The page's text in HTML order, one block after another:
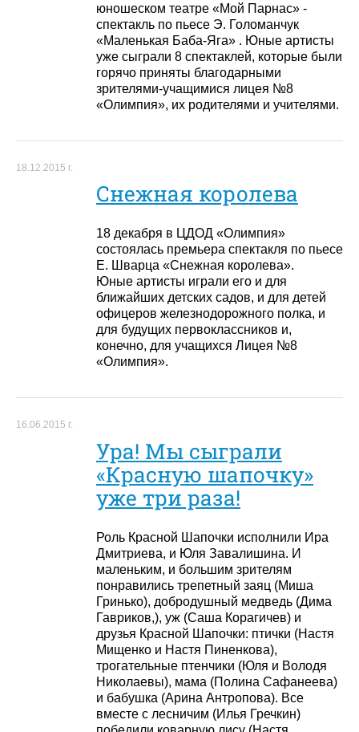
юношеском театре «Мой Парнас» -
спектакль по пьесе Э. Голоманчук
«Маленькая Баба-Яга» . Юные артисты
уже сыграли 8 спектаклей, которые были
горячо приняты благодарными
зрителями-учащимися лицея №8
«Олимпия», их родителями и учителями.
18.12.2015 г.
Снежная королева
18 декабря в ЦДОД «Олимпия»
состоялась премьера спектакля по пьесе
Е. Шварца «Снежная королева».
Юные артисты играли его и для
ближайших детских садов, и для детей
офицеров железнодорожного полка, и
для будущих первоклассников и,
конечно, для учащихся Лицея №8
«Олимпия».
16.06.2015 г.
Ура! Мы сыграли
«Красную шапочку»
уже три раза!
Роль Красной Шапочки исполнили Ира
Дмитриева, и Юля Завалишина. И
маленьким, и большим зрителям
понравились трепетный заяц (Миша
Гринько), добродушный медведь (Дима
Гавриков,), уж (Саша Корагичев) и
друзья Красной Шапочки: птички (Настя
Мищенко и Настя Пиненкова),
трогательные птенчики (Юля и Володя
Николаевы), мама (Полина Сафанеева)
и бабушка (Арина Антропова). Все
вместе с лесничим (Илья Гречкин)